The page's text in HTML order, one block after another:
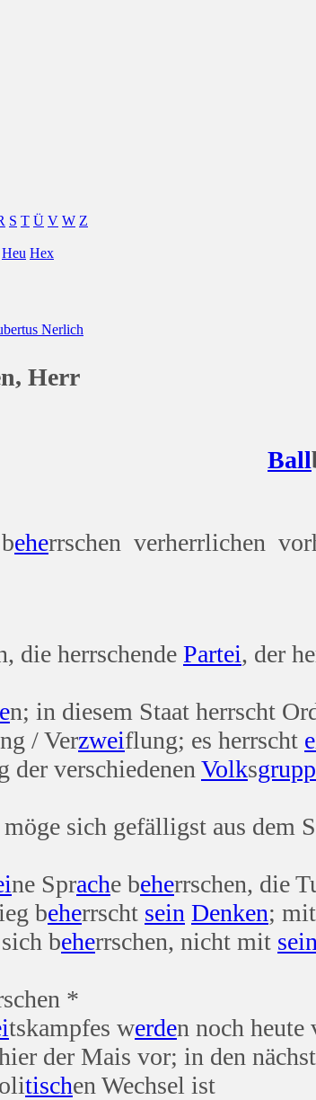
S T Ü V W Z
Heu Hex
Nerlich
Herr
Ball
eherrschen verherrlichen
die herrschende Partei, der
n; in diesem Staat herrscht
/ Verzweiflung; es herrscht
der verschiedenen Volks
sich gefälligst aus dem
ne Sprache beherrschen, die
beherrscht sein Denken;
beherrschen, nicht mit sein
*
tskampfes werden noch heute
der Mais vor; in den
tischen Wechsel ist